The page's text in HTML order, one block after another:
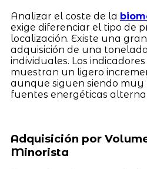
Analizar el coste de la
exige diferenciar el tipo de
localización. Existe una
adquisición de una
individuales. Los
muestran un ligero
aunque siguen siendo
fuentes energéticas
Adquisición por
Minorista